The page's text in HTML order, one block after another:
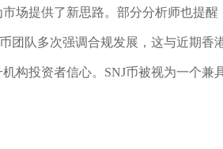
场提供了新思路。部分分析师也提醒
团队多次强调合规发展，这与近期
构投资者信心。SNJ币被视为一个兼